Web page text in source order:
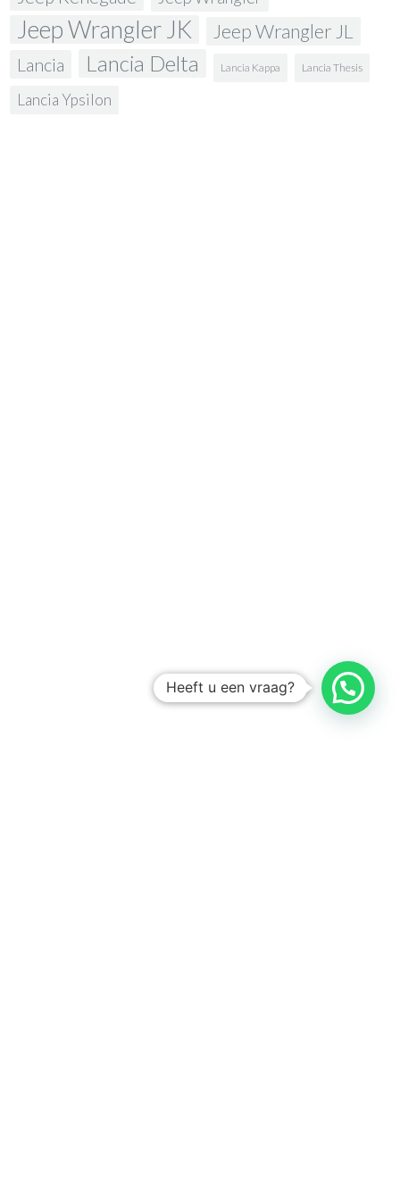
Jeep Wrangler JK Jeep Wrangler JL
Lancia Lancia Delta Lancia Kappa Lancia Thesis
Lancia Ypsilon
Heeft u een vraag?